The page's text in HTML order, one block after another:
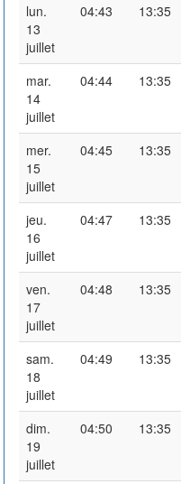
lun.
13
juillet
04:43 13:35
mar.
14
juillet
04:44 13:35
mer.
15
juillet
04:45 13:35
jeu.
16
juillet
04:47 13:35
ven.
17
juillet
04:48 13:35
sam.
18
juillet
04:49 13:35
dim.
19
juillet
04:50 13:35